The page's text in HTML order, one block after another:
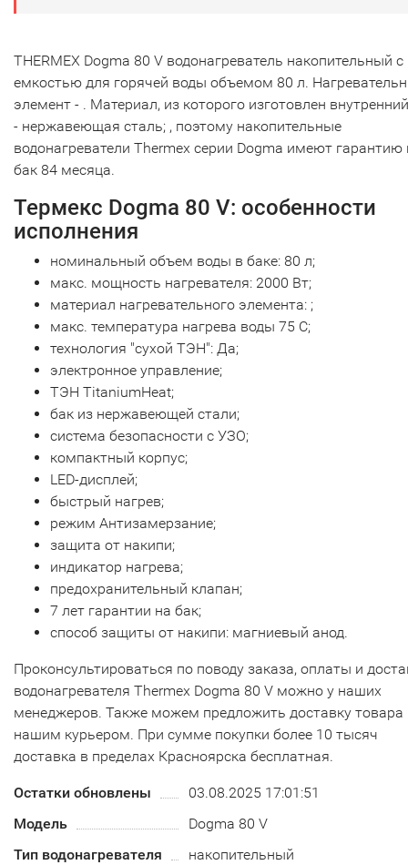
THERMEX Dogma 80 V водонагреватель накопительный с
емкостью для горячей воды объемом 80 л.
элемент - . Материал, из которого изготовлен
- нержавеющая сталь; , поэтому накопительные
водонагреватели Thermex серии Dogma имеют гарантию
бак 84 месяца.
Термекс Dogma 80 V: особенности
исполнения
номинальный объем воды в баке: 80 л;
макс. мощность нагревателя: 2000 Вт;
материал нагревательного элемента: ;
макс. температура нагрева воды 75 С;
технология "сухой ТЭН": Да;
электронное управление;
ТЭН TitaniumHeat;
бак из нержавеющей стали;
система безопасности c УЗО;
компактный корпус;
LED-дисплей;
быстрый нагрев;
режим Антизамерзание;
защита от накипи;
индикатор нагрева;
предохранительный клапан;
7 лет гарантии на бак;
способ защиты от накипи: магниевый анод.
Проконсультироваться по поводу заказа, оплаты и
водонагревателя Thermex Dogma 80 V можно у наших
менеджеров. Также можем предложить доставку товара
нашим курьером. При сумме покупки более 10 тысяч
доставка в пределах Красноярска бесплатная.
Остатки обновлены
03.08.2025 17:01:51
Модель
Dogma 80 V
Тип водонагревателя
накопительный